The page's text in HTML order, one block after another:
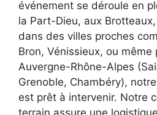
événement se déroule en
la Part-Dieu, aux
dans des villes proches
Bron, Vénissieux, ou même
Auvergne-Rhône-Alpes
Grenoble, Chambéry),
est prêt à intervenir. Notre
terrain assure une